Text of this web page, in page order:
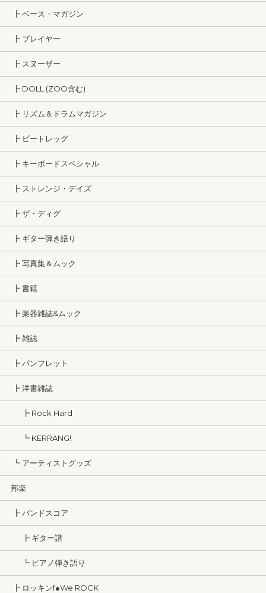
┣ ベース・マガジン
┣ プレイヤー
┣ スヌーザー
┣ DOLL (ZOO含む)
┣ リズム＆ドラムマガジン
┣ ビートレッグ
┣ キーボードスペシャル
┣ ストレンジ・デイズ
┣ ザ・ディグ
┣ ギター弾き語り
┣ 写真集＆ムック
┣ 書籍
┣ 楽器雑誌&ムック
┣ 雑誌
┣ パンフレット
┣ 洋書雑誌
┣ Rock Hard
┗ KERRANG!
┗ アーティストグッズ
邦楽
┣ バンドスコア
┣ ギター譜
┗ ピアノ弾き語り
┣ ロッキンf●We ROCK